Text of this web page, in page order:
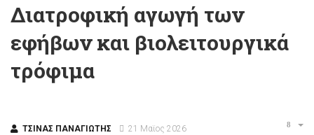
Διατροφική αγωγή των
εφήβων και βιολειτουργικά
τρόφιμα
ΤΣΙΝΑΣ ΠΑΝΑΓΙΩΤΗΣ 21 Μαϊος 2026